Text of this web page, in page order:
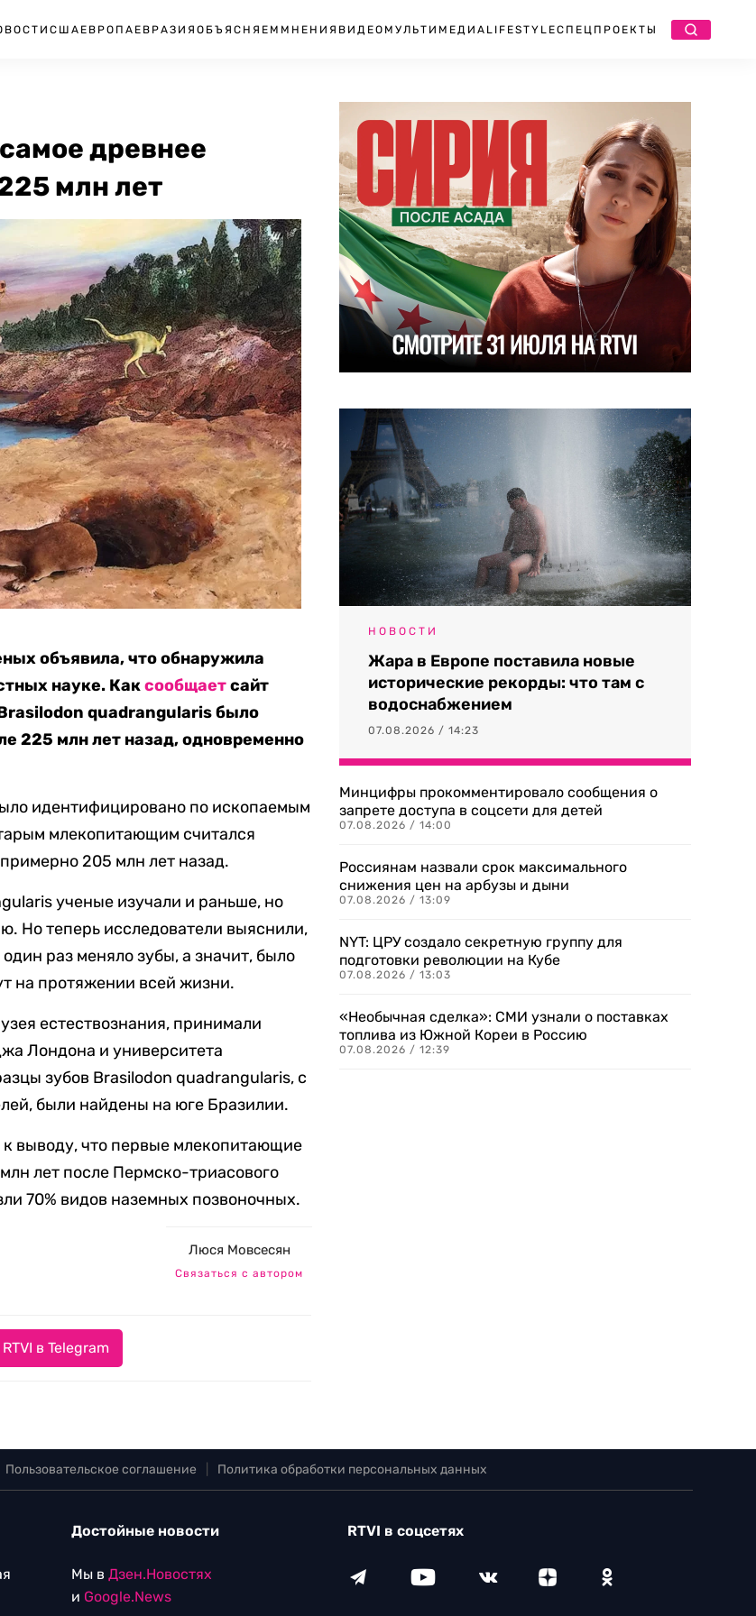
США ЕВРОПА ЕВРАЗИЯ ОБЪЯСНЯЕМ МНЕНИЯ ВИДЕО МУЛЬТИМЕДИА LIFESTYLEСПЕЦПРОЕКТЫ
древнее
млн лет
объявила, что обнаружила
науке. Каксообщаетсайт
quadrangularis было
225 млн лет назад, одновременно
идентифицировано по ископаемым
млекопитающим считался
205 млн лет назад.
ученые изучали и раньше, но
Но теперь исследователи выяснили,
раз меняло зубы, а значит, было
на протяжении всей жизни.
естествознания, принимали
Лондона и университета
зубов Brasilodon quadrangularis, с
были найдены на юге Бразилии.
выводу, что первые млекопитающие
лет после Пермско-триасового
70% видов наземных позвоночных.
Люся Мовсесян
Связаться с автором
в Telegram
НОВОСТИ
Жара в Европе поставила новые
исторические рекорды: что там с
водоснабжением
07.08.2026 / 14:23
Минцифры прокомментировало сообщения о
запрете доступа в соцсети для детей
07.08.2026 / 14:00
Россиянам назвали срок максимального
снижения цен на арбузы и дыни
07.08.2026 / 13:09
NYT: ЦРУ создало секретную группу для
подготовки революции на Кубе
07.08.2026 / 13:03
«Необычная сделка»: СМИ узнали о поставках
топлива из Южной Кореи в Россию
07.08.2026 / 12:39
Пользовательское соглашение Политика обработки персональных данных
Достойные новости
Мы в Дзен.Новостях
и Google.News
RTVI в соцсетях